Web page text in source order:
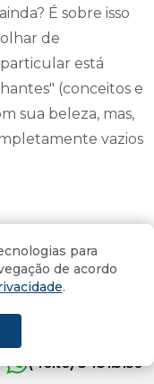
É sobre isso
de
está
(conceitos e
sua beleza, mas,
vazios
minha
(4oito) 3431.5150
para
de acordo
.